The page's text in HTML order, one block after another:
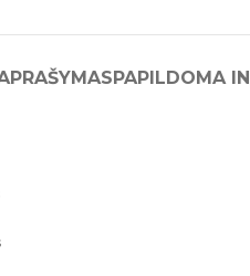
PAPILDOMA